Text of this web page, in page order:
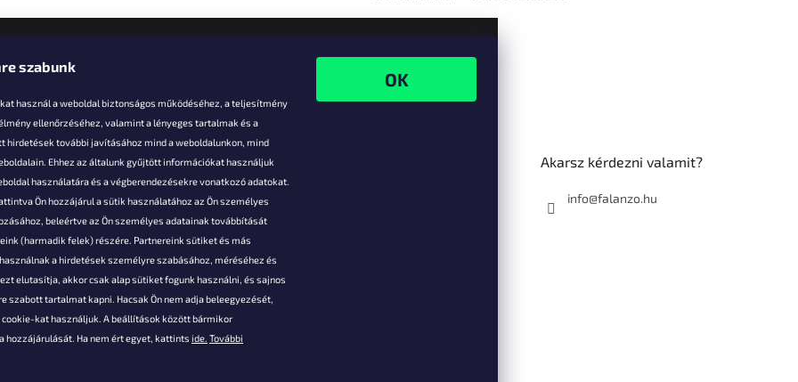
szabunk
használ a weboldal biztonságos működéséhez, a teljesítmény
ellenőrzéséhez, valamint a lényeges tartalmak és a
hirdetések további javításához mind a weboldalunkon, mind
Ehhez az általunk gyűjtött információkat használjuk
használatára és a végberendezésekre vonatkozó adatokat.
Ön hozzájárul a sütik használatához az Ön személyes
beleértve az Ön személyes adatainak továbbítását
(harmadik felek) részére. Partnereink sütiket és más
a hirdetések személyre szabásához, méréséhez és
elutasítja, akkor csak alap sütiket fogunk használni, és sajnos
szabott tartalmat kapni. Hacsak Ön nem adja beleegyezését,
cookie-kat használjuk. A beállítások között bármikor
hozzájárulását. Ha nem ért egyet, kattints ide. További
fizetés
áruk
adatok
feltételei
Akarsz kérdezni valamit?
info@falanzo.hu